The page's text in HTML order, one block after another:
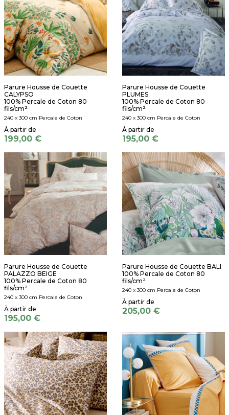
Parure Housse de Couette
CALYPSO
100% Percale de Coton 80
fils/cm²
240 x 300 cm Percale de Coton
199,00 €
Parure Housse de Couette
PLUMES
100% Percale de Coton 80
fils/cm²
240 x 300 cm Percale de Coton
195,00 €
Parure Housse de Couette
PALAZZO BEIGE
100% Percale de Coton 80
fils/cm²
240 x 300 cm Percale de Coton
195,00 €
Parure Housse de Couette BALI
100% Percale de Coton 80
fils/cm²
240 x 300 cm Percale de Coton
205,00 €